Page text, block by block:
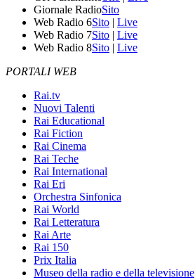
Giornale RadioSito
Web Radio 6Sito | Live
Web Radio 7Sito | Live
Web Radio 8Sito | Live
PORTALI WEB
Rai.tv
Nuovi Talenti
Rai Educational
Rai Fiction
Rai Cinema
Rai Teche
Rai International
Rai Eri
Orchestra Sinfonica
Rai World
Rai Letteratura
Rai Arte
Rai 150
Prix Italia
Museo della radio e della televisione